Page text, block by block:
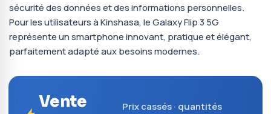
sécurité des données et des informations personnelles.
Pour les utilisateurs à Kinshasa, le Galaxy Flip 3 5G
représente un smartphone innovant, pratique et élégant,
parfaitement adapté aux besoins modernes.
Vente
Prix cassés · quantités